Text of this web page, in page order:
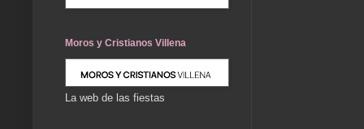
Moros y Cristianos Villena
La web de las fiestas